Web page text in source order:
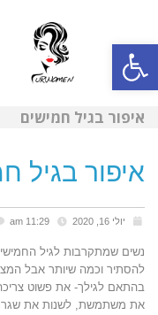
פתח סרגל נגישות
איפור בגיל חמישים
איפור בגיל
יולי 16, 2020
נשים שמתקרבות לגיל
להסתיר וכמה שיותר אבל
בהתאם לגילך- את פשוט
את משתמשת, לשנות את שגרת